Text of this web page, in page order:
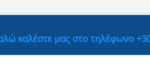
καλέστε μας στο τηλέφωνο